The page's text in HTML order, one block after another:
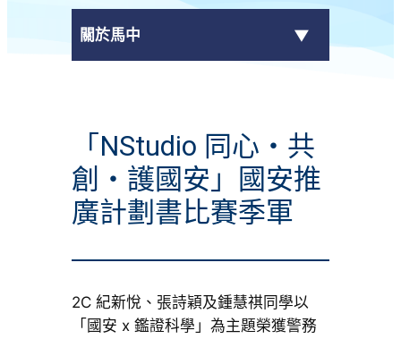
關於馬中
+
學校資料
校長的話
+
刊物
「NStudio 同心・共
創・護國安」國安推
廣計劃書比賽季軍
2C 紀新悅、張詩穎及鍾慧祺同學以
「國安 x 鑑證科學」為主題榮獲警務